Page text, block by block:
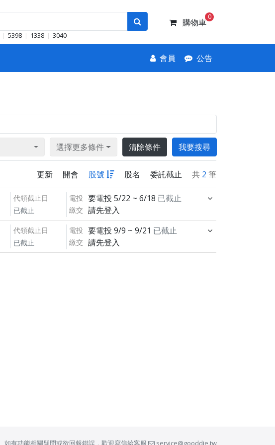
5398 1338 3040
購物車
0
會員 公告
選擇更多條件 清除條件 我要搜尋
更新 開會 股號 股名 委託截止 共 2 筆
代領截止日
已截止
電投 要電投 5/22 ~ 6/18 已截止
繳交
請先登入
代領截止日
已截止
電投 要電投 9/9 ~ 9/21 已截止
繳交 請先登入
如有功能相關疑問或欲回報錯誤，歡迎寫信給客服 service@gooddie.tw